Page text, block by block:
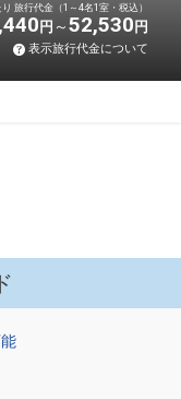
旅行代金（1～4名1室・税込）
円 52,530 円
表示旅行代金について